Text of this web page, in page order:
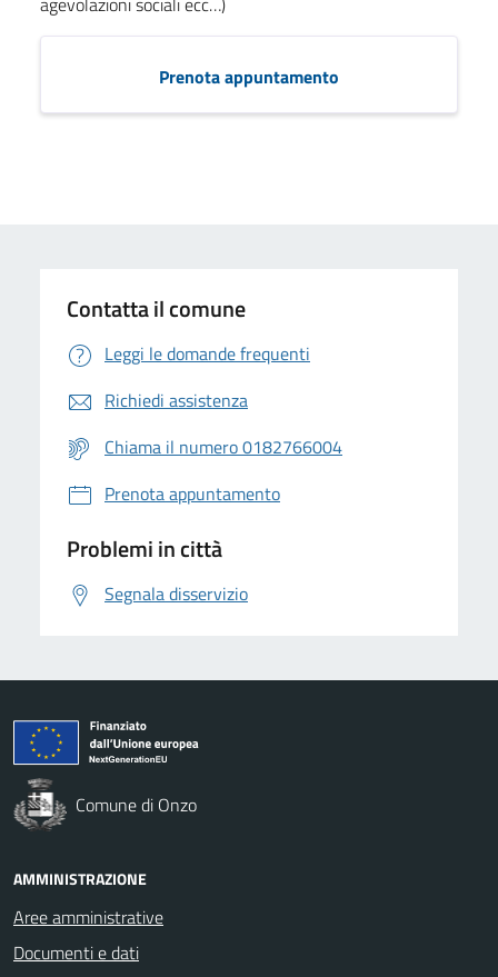
Prenota appuntamento
Contatta il comune
Leggi le domande frequenti
Richiedi assistenza
Chiama il numero 0182766004
Prenota appuntamento
Problemi in città
Segnala disservizio
Comune di Onzo
AMMINISTRAZIONE
Aree amministrative
Documenti e dati